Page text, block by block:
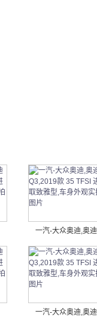
一汽-大众奥迪,奥迪
一汽-大众奥迪,奥迪